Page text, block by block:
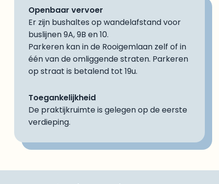
Openbaar vervoer
Er zijn bushaltes op wandelafstand voor
buslijnen 9A, 9B en 10.
Parkeren kan in de Rooigemlaan zelf of in
één van de omliggende straten. Parkeren
op straat is betalend tot 19u.
Toegankelijkheid
De praktijkruimte is gelegen op de eerste
verdieping.